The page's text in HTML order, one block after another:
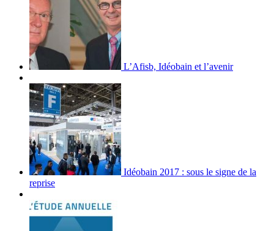
L’Afisb, Idéobain et l’avenir
Idéobain 2017 : sous le signe de la
reprise